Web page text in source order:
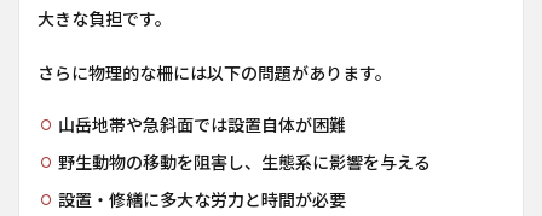
大きな負担です。
さらに物理的な柵には以下の問題があります。
山岳地帯や急斜面では設置自体が困難
野生動物の移動を阻害し、生態系に影響を与える
設置・修繕に多大な労力と時間が必要